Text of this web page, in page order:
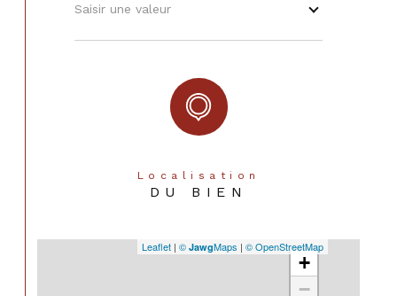
Saisir une valeur
Localisation
DU BIEN
+
−
Leaflet | © JawgMaps | © OpenStreetMap